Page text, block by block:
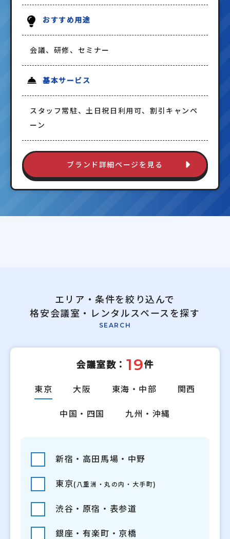
おすすめ用途
会議、研修、セミナー
基本サービス
スタッフ常駐、土日祝日利用可、割引キャンペ
ーン
ブランド詳細ページを見る
エリア・条件を絞り込んで
格安会議室・レンタルスペースを探す
SEARCH
会議室数： 19件
東京 大阪 東海・中部 関西
中国・四国 九州・沖縄
新宿・高田馬場・中野
東京(八重洲・丸の内・大手町)
渋谷・原宿・表参道
銀座・有楽町・京橋